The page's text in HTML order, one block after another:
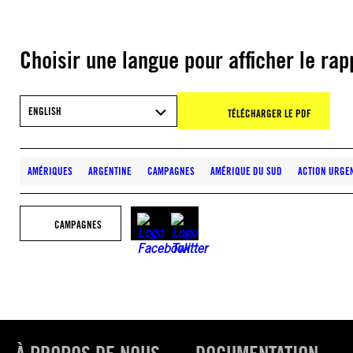
Choisir une langue pour afficher le
ENGLISH TÉLÉCHARGER LE PDF
AMÉRIQUES ARGENTINE CAMPAGNES AMÉRIQUE DU SUD ACTION
CAMPAGNES